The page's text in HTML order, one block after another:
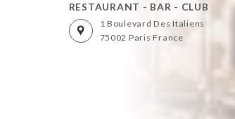
RESTAURANT - BAR - CLUB
1 Boulevard Des Italiens
75002 Paris France